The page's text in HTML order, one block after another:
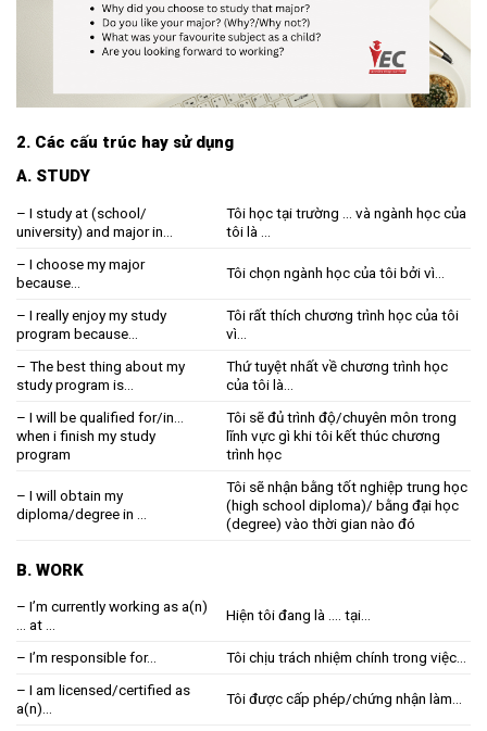
2. Các cấu trúc hay sử dụng
A. STUDY
– I study at (school/
university) and major in…
Tôi học tại trường … và ngành học của
tôi là …
– I choose my major
because…
Tôi chọn ngành học của tôi bởi vì…
– I really enjoy my study
program because…
Tôi rất thích chương trình học của tôi
vì…
– The best thing about my
study program is…
Thứ tuyệt nhất về chương trình học
của tôi là…
– I will be qualified for/in…
when i finish my study
program
Tôi sẽ đủ trình độ/chuyên môn trong
lĩnh vực gì khi tôi kết thúc chương
trình học
– I will obtain my
diploma/degree in …
Tôi sẽ nhận bằng tốt nghiệp trung học
(high school diploma)/ bằng đại học
(degree) vào thời gian nào đó
B. WORK
– I’m currently working as a(n)
… at …
Hiện tôi đang là …. tại…
– I’m responsible for…
Tôi chịu trách nhiệm chính trong việc…
– I am licensed/certified as
a(n)…
Tôi được cấp phép/chứng nhận làm…